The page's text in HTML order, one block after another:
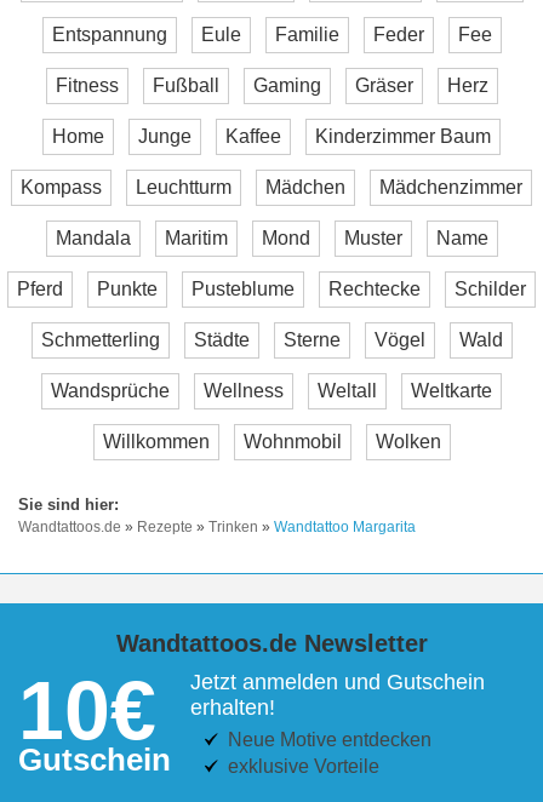
Entspannung Eule Familie Feder Fee
Fitness Fußball Gaming Gräser Herz
Home Junge Kaffee Kinderzimmer Baum
Kompass Leuchtturm Mädchen Mädchenzimmer
Mandala Maritim Mond Muster Name
Pferd Punkte Pusteblume Rechtecke Schilder
Schmetterling Städte Sterne Vögel Wald
Wandsprüche Wellness Weltall Weltkarte
Willkommen Wohnmobil Wolken
Wandtattoos.de » Rezepte » Trinken » Wandtattoo Margarita
Wandtattoos.de Newsletter
10€
Gutschein
Jetzt anmelden und Gutschein
erhalten!
Neue Motive entdecken
exklusive Vorteile